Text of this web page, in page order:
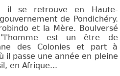
il se retrouve en Haute-
de Pondichéry.
et la Mère. Boulversé
est un être de
des Colonies et part à
il passe une année en pleine
en Afrique...